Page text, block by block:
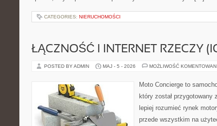
CATEGORIES: NIERUCHOMOŚCI
ŁĄCZNOŚĆ I INTERNET RZECZY
POSTED BY ADMIN MAJ - 5 - 2026 MOŻLIWOŚĆ
Moto Concierge to
który został
lepiej rozumieć rynek
przede wszystkim na